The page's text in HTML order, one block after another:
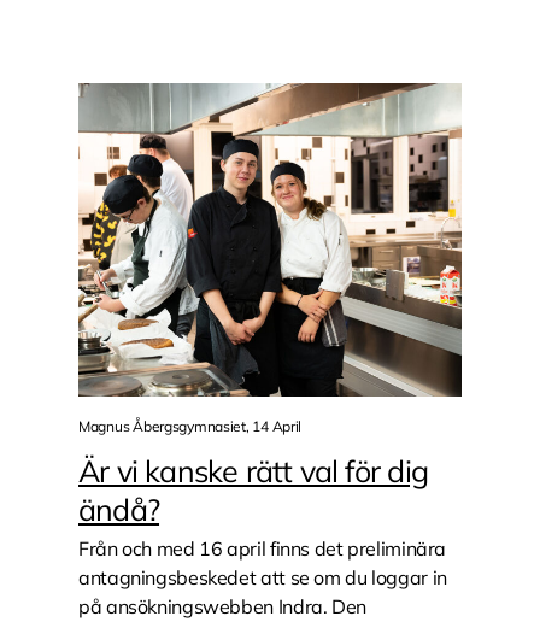
Magnus Åbergsgymnasiet, 14 April
Är vi kanske rätt val för dig
ändå?
Från och med 16 april finns det preliminära
antagningsbeskedet att se om du loggar in
på ansökningswebben Indra. Den